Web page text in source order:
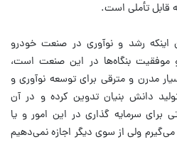
قابل تأملی است.
اینکه رشد و نوآوری در صنعت خودرو
بنگاه‌ها در این صنعت است،
مدرن و مترقی برای توسعه نوآوری و
دانش بنیان تدوین کرده و در آن
برای سرمایه گذاری در این امور و یا
ولی از سوی دیگر اجازه نمی‌دهیم